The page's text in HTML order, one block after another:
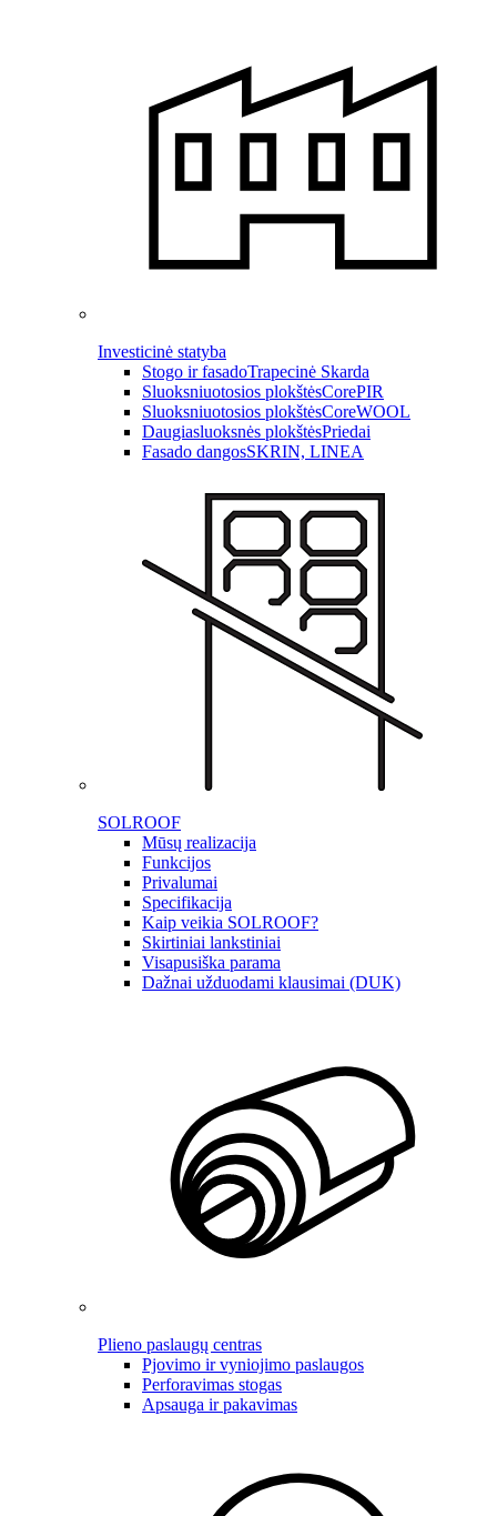
Investicinė statyba
Stogo ir fasadoTrapecinė Skarda
Sluoksniuotosios plokštėsCorePIR
Sluoksniuotosios plokštėsCoreWOOL
Daugiasluoksnės plokštėsPriedai
Fasado dangosSKRIN, LINEA
SOLROOF
Mūsų realizacija
Funkcijos
Privalumai
Specifikacija
Kaip veikia SOLROOF?
Skirtiniai lankstiniai
Visapusiška parama
Dažnai užduodami klausimai (DUK)
Plieno paslaugų centras
Pjovimo ir vyniojimo paslaugos
Perforavimas stogas
Apsauga ir pakavimas